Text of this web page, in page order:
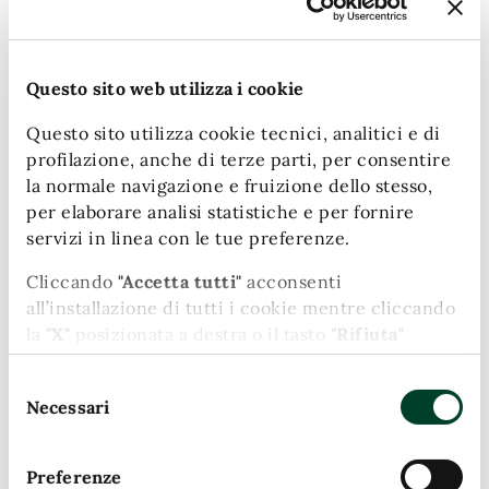
Questo sito web utilizza i cookie
Questo sito utilizza cookie tecnici, analitici e di
profilazione, anche di terze parti, per consentire
la normale navigazione e fruizione dello stesso,
per elaborare analisi statistiche e per fornire
servizi in linea con le tue preferenze.
Cliccando "Accetta tutti" acconsenti
all’installazione di tutti i cookie mentre cliccando
"X" posizionata a destra o il tasto "Rifiuta"
chiudi il banner e continui la navigazione in
preferenze cliccando l'apposita icona posizionata
in basso a sinistra; per maggiori informazioni
delNecessari
Preferenze
Leaflet | Map data (c)OpenStreetMap contributors
Date e orari
2025
03
SET
inizio spettacolo